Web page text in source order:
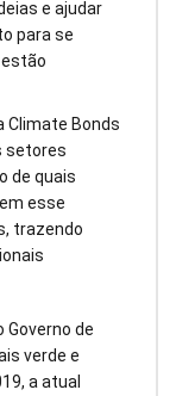
e ajudar
para se
Climate Bonds
setores
de quais
esse
trazendo
Governo de
verde e
a atual